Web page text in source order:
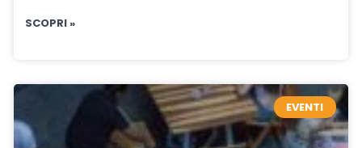
SCOPRI »
EVENTI